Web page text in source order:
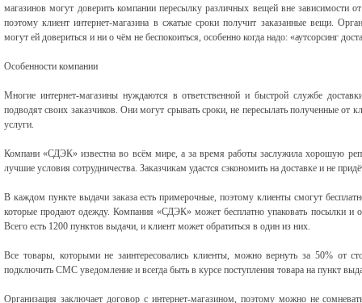
магазинов могут доверить компании пересылку различных вещей вне зависимости
поэтому клиент интернет-магазина в сжатые сроки получит заказанные вещи.
могут ей довериться и ни о чём не беспокоиться, особенно когда надо: «аутсорсинг
Особенности компании
Многие интернет-магазины нуждаются в ответственной и быстрой службе
подводят своих заказчиков. Они могут срывать сроки, не пересылать полученные от
услуги.
Компани «СДЭК» известна во всём мире, а за время работы заслужила хорошую
лучшие условия сотрудничества. Заказчикам удастся сэкономить на доставке и не
В каждом пункте выдачи заказа есть примерочные, поэтому клиенты смогут
которые продают одежду. Компания «СДЭК» может бесплатно упаковать посылки и
Всего есть 1200 пунктов выдачи, и клиент может обратиться в один из них.
Все товары, которыми не заинтересовались клиенты, можно вернуть за 50% от
подключить СМС уведомление и всегда быть в курсе поступления товара на пункт
Организация заключает договор с интернет-магазином, поэтому можно не